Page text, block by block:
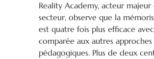
Reality Academy, acteur majeur
secteur, observe que la
est quatre fois plus efficace
comparée aux autres approches
pédagogiques. Plus de deux